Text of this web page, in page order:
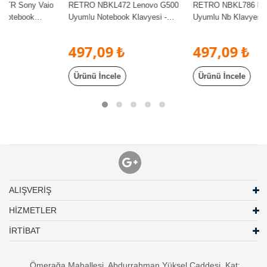
RETRO NBKL472 Lenovo G500
Uyumlu Notebook Klavyesi -
497,09 ₺
RETRO NBKL786 Lenovo G580
Uyumlu Nb Klavyesi - Siyah -
497,09 ₺
ALIŞVERİŞ
HİZMETLER
İRTİBAT